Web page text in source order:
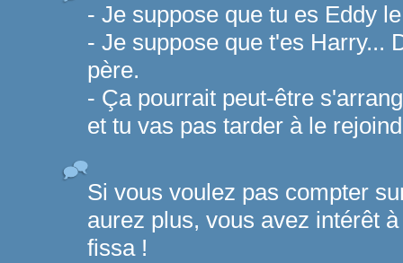
- Je suppose que tu es Eddy
- Je suppose que t'es Harry...
père.
- Ça pourrait peut-être
et tu vas pas tarder à le
Si vous voulez pas compter
aurez plus, vous avez intérêt
fissa !